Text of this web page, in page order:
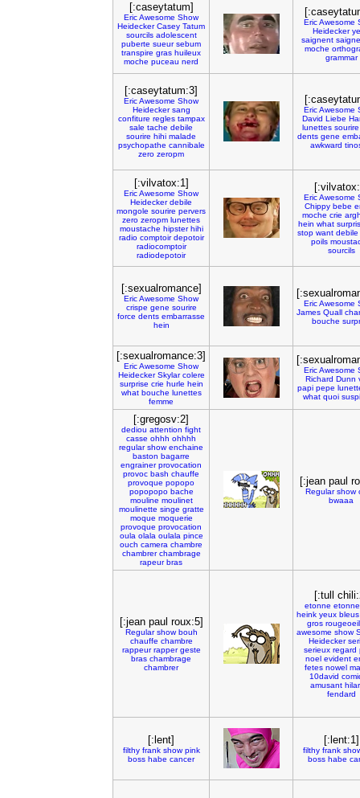
[:caseytatum]
EricAwesome Show
Heidecker Casey Tatum
sourcils adolescent
puberte sueur sebum
transpire gras huileux
moche puceau nerd
EricAwesome
Heidecker
saignent saigne
moche
grammar
[:caseytatum:3]
EricAwesome Show
Heidecker sang
confiture regles tampax
sale tache debile
sourire hihi malade
psychopathe cannibale
zero zeropm
EricAwesome
David Liebe
lunettes sourire
dents gene
awkward
[:vilvatox:1]
EricAwesome Show
Heidecker debile
mongole sourire pervers
zero zeropm lunettes
moustache hipster hihi
radio comptoir depotoir
radiocomptoir
radiodepotoir
EricAwesome
Chippy bebe
moche crie
hein what
stop want debile
poils
sourcils
[:sexualromance]
EricAwesome Show
crispe gene sourire
force dents embarrasse
hein
EricAwesome
James Quall
bouche
[:sexualromance:3]
EricAwesome Show
Heidecker Skylar colere
surprise crie hurle hein
what bouche lunettes
femme
EricAwesome
Richard Dunn
papi pepe
what quoi
[:gregosv:2]
dediou attention fight
casse ohhh ohhhh
regular show enchaine
baston bagarre
engrainer provocation
provoc bash chauffe
provoque popopo
popopopo bache
mouline moulinet
moulinette singe gratte
moque moquerie
provoque provocation
oula olala oulala pince
ouch camera chambre
chambrer chambrage
rapeur bras
[:jean paul
Regular show
bwaaa
[:jean paul roux:5]
Regular show bouh
chauffe chambre
rappeur rapper geste
bras chambrage
chambrer
[:tull
etonne
heink yeux bleus
gros rougeoeil
awesome show
Heidecker
serieux regard
noel evident
fetes nowel
10david
amusant
fendard
[:lent]
filthy frank show pink
boss habe cancer
[:lent:1]
filthy frank
boss habe